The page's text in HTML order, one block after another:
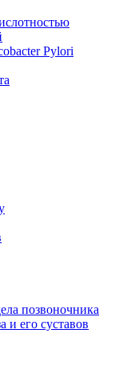
Pylori
позвоночника
и его суставов